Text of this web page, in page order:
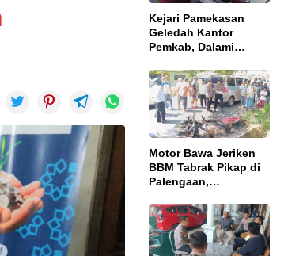
Kejari Pamekasan
Geledah Kantor
Pemkab, Dalami
Proyek Jalan
Bulangan Barat
Motor Bawa Jeriken
BBM Tabrak Pikap di
Palengaan,
Terbakar